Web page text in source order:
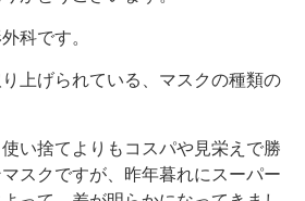
科です。
上げられている、マスクの種類の
い捨てよりもコスパや見栄えで勝
スクですが、昨年暮れにスーパー